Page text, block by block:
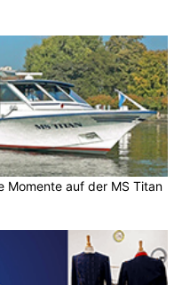
Momente auf der MS Titan